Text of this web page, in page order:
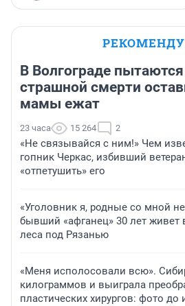
В Волгограде
страшной смерти
мамы ежат
23 часа 15 264 2
«Не связывайся с ним!» Чем
гопник Черкас, избивший
«отпетушить» его
«Уголовник я, родные со мной
бывший «афганец» 30 лет живет
леса под Рязанью
«Меня исполосовали всю».
килограммов и выиграла
пластических хирургов: фото до